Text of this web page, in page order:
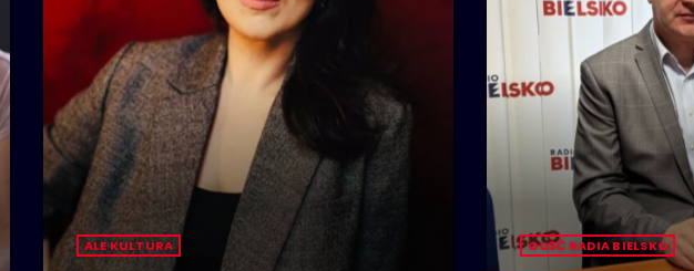
ALE KULTURA GOŚĆ RADIA BIELSKO